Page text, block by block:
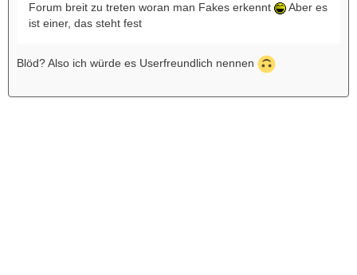
Forum breit zu treten woran man Fakes erkennt
Aber es
ist einer, das steht fest
Blöd? Also ich würde es Userfreundlich nennen